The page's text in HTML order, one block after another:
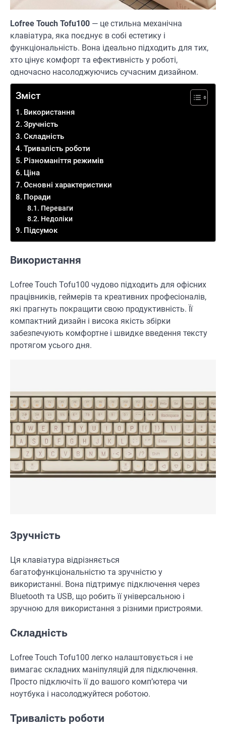
Lofree Touch Tofu100 — це стильна механічна
клавіатура, яка поєднує в собі естетику і
функціональність. Вона ідеально підходить для тих,
хто цінує комфорт та ефективність у роботі,
одночасно насолоджуючись сучасним дизайном.
Зміст
Використання
Зручність
Складність
Тривалість роботи
Різноманіття режимів
Ціна
Основні характеристики
Поради
Переваги
Недоліки
Підсумок
Використання
Lofree Touch Tofu100 чудово підходить для офісних
працівників, геймерів та креативних професіоналів,
які прагнуть покращити свою продуктивність. Її
компактний дизайн і висока якість збірки
забезпечують комфортне і швидке введення тексту
протягом усього дня.
Зручність
Ця клавіатура відрізняється
багатофункціональністю та зручністю у
використанні. Вона підтримує підключення через
Bluetooth та USB, що робить її універсальною і
зручною для використання з різними пристроями.
Складність
Lofree Touch Tofu100 легко налаштовується і не
вимагає складних маніпуляцій для підключення.
Просто підключіть її до вашого комп’ютера чи
ноутбука і насолоджуйтеся роботою.
Тривалість роботи